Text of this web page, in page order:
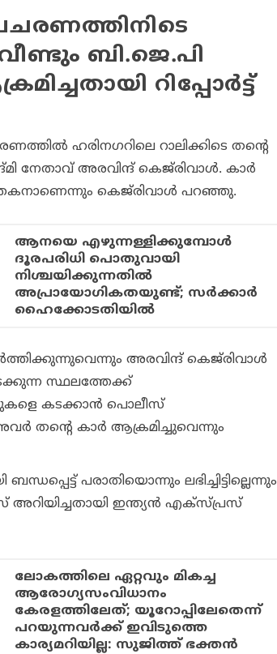
ബി.ജെ.പി
റിപ്പോര്‍ട്ട്
ഹരിനഗറിലെ റാലിക്കിടെ തന്റെ
നേതാവ് അരവിന്ദ് കെജ്‌രിവാള്‍. കാര്‍
കെജ്‌രിവാള്‍ പറഞ്ഞു.
ആനയെ എഴുന്നള്ളിക്കുമ്പോള്‍
ദൂരപരിധി പൊതുവായി
നിശ്ചയിക്കുന്നതില്‍
അപ്രായോഗികതയുണ്ട്; സര്‍ക്കാര്‍
ഹൈക്കോടതിയില്‍
അരവിന്ദ് കെജ്‌രിവാള്‍
സ്ഥലത്തേക്ക്
കടക്കാന്‍ പൊലീസ്
തന്റെ കാര്‍ ആക്രമിച്ചുവെന്നും
പരാതിയൊന്നും ലഭിച്ചിട്ടില്ലെന്നും
അറിയിച്ചതായി ഇന്ത്യന്‍ എക്‌സ്പ്രസ്
ലോകത്തിലെ ഏറ്റവും മികച്ച
ആരോഗ്യസംവിധാനം
കേരളത്തിലേത്; യൂറോപ്പിലേതെന്ന്
പറയുന്നവര്‍ക്ക് ഇവിടുത്തെ
കാര്യമറിയില്ല: സുജിത്ത് ഭക്തന്‍